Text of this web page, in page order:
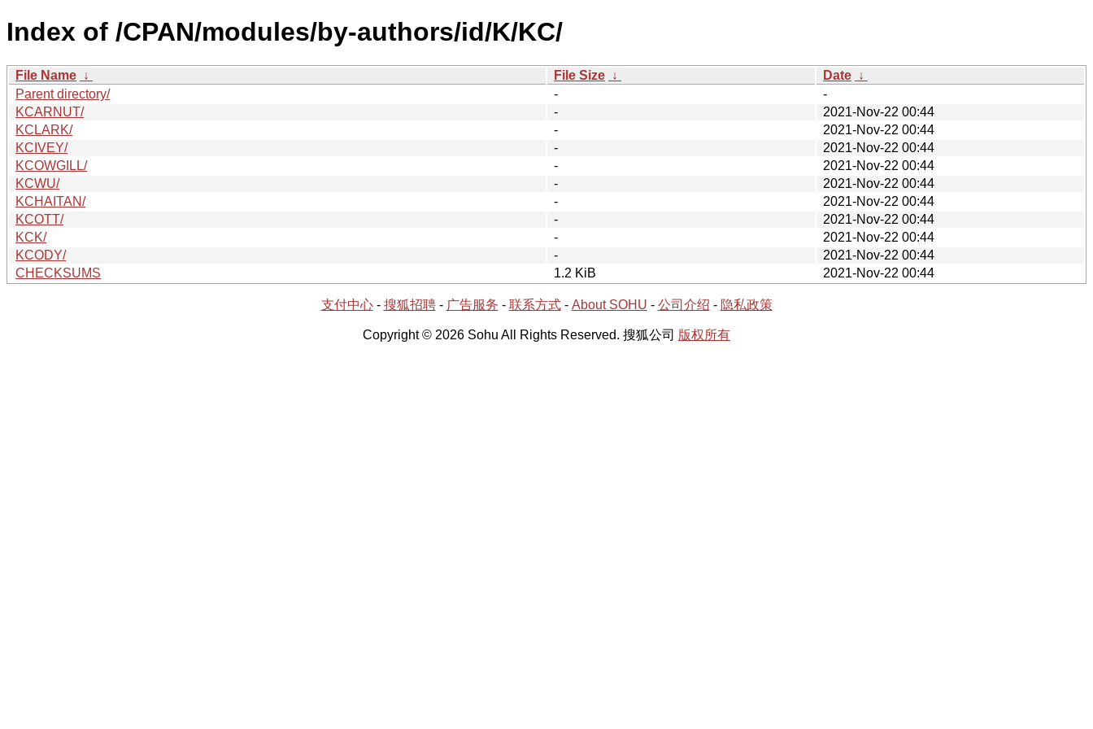
Index of /CPAN/modules/by-authors/id/K/KC/
File Name ↓ File Size ↓ Date ↓
Parent directory/
-
-
KCARNUT/
-
2021-Nov-22 00:44
KCLARK/
-
2021-Nov-22 00:44
KCIVEY/
-
2021-Nov-22 00:44
KCOWGILL/
-
2021-Nov-22 00:44
KCWU/
-
2021-Nov-22 00:44
KCHAITAN/
-
2021-Nov-22 00:44
KCOTT/
-
2021-Nov-22 00:44
KCK/
-
2021-Nov-22 00:44
KCODY/
-
2021-Nov-22 00:44
CHECKSUMS
1.2 KiB 2021-Nov-22 00:44
支付中心- 搜狐招聘- 广告服务 - 联系方式- About SOHU - 公司介绍 - 隐私政策
Copyright © 2026 Sohu All Rights Reserved. 搜狐公司 版权所有